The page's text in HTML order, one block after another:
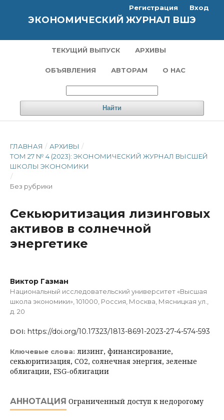
ЭКОНОМИЧЕСКИЙ ЖУРНАЛ ВШЭ
ТЕКУЩИЙ ВЫПУСК АРХИВЫ
ОБЪЯВЛЕНИЯ АВТОРАМ О НАС
Найти
Регистрация Вход
ГЛАВНАЯ / АРХИВЫ /
ТОМ 27 № 4 (2023): ЭКОНОМИЧЕСКИЙ ЖУРНАЛ ВЫСШЕЙ
ШКОЛЫ ЭКОНОМИКИ
/
Без рубрики
Секьюритизация лизинговых
активов в солнечной
энергетике
Виктор Газман
Национальный исследовательский университет «Высшая
школа экономики», 101000, Россия, Москва, Мясницкая ул.,
д. 20
DOI: https://doi.org/10.17323/1813-8691-2023-27-4-574-593
Ключевые слова: лизинг, финансирование,
секьюритизация, СО2, солнечная энергия, зеленые
облигации, ESG-облигации
АННОТАЦИЯ Ограниченный доступ к недорогому